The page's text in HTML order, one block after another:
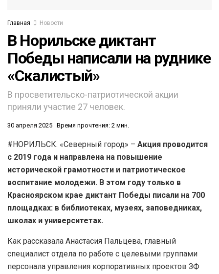
Главная Новости
В Норильске диктант
Победы написали на руднике
«Скалистый»
В просветительско-патриотической акции
приняли участие 27 человек.
30 апреля 2025 Время прочтения: 2 мин.
#НОРИЛЬСК. «Северный город» – Акция проводится
с 2019 года и направлена на повышение
исторической грамотности и патриотическое
воспитание молодежи. В этом году только в
Красноярском крае диктант Победы писали на 700
площадках: в библиотеках, музеях, заповедниках,
школах и университетах.
Как рассказала Анастасия Пальцева, главный
специалист отдела по работе с целевыми группами
персонала управления корпоративных проектов ЗФ